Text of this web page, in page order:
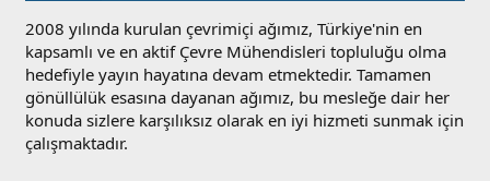
2008 yılında kurulan çevrimiçi ağımız, Türkiye'nin en
kapsamlı ve en aktif Çevre Mühendisleri topluluğu olma
hedefiyle yayın hayatına devam etmektedir. Tamamen
gönüllülük esasına dayanan ağımız, bu mesleğe dair her
konuda sizlere karşılıksız olarak en iyi hizmeti sunmak için
çalışmaktadır.